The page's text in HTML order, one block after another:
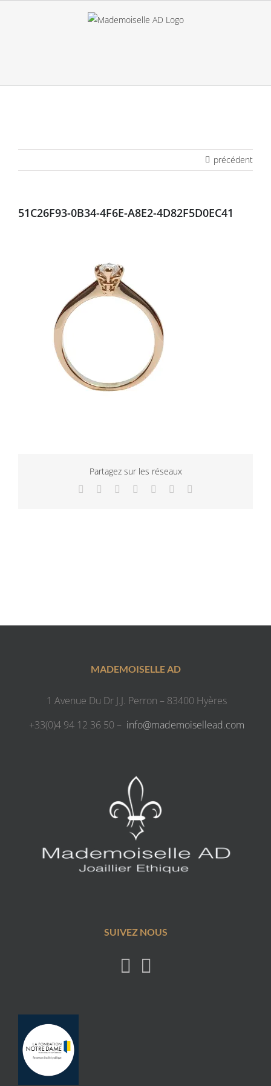
précédent
51C26F93-0B34-4F6E-A8E2-4D82F5D0EC41
Partagez sur les réseaux
Facebook
TwitterLinkedInWhatsApp
TumblrPinterest
MADEMOISELLE AD
1 Avenue Du Dr J.J. Perron – 83400 Hyères
+33(0)4 94 12 36 50 – info@mademoisellead.com
SUIVEZ NOUS